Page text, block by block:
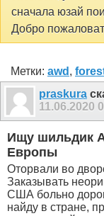
сначала юзай
Добро
Метки: awd ,
praskura
11.06.2020
Ищу шильдик
Европы
Оторвали во
Заказывать
США больно
найду в стране,